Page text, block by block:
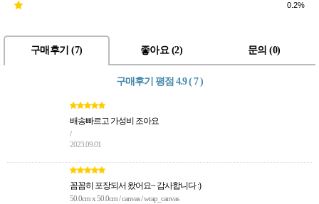
0.2%
구매후기 (7) 좋아요 (2) 문의 (0)
구매후기 평점 4.9 ( 7 )
배송빠르고 가성비 조아요
/
2023.09.01
꼼꼼히 포장되서 왔어요~ 감사합니다 :)
50.0cm x 50.0cm / canvas / wrap_canvas